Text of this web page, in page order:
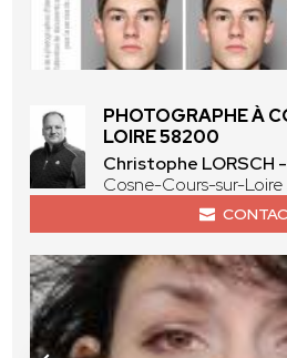
PHOTOGRAPHE À
LOIRE 58200
Christophe LORSCH
Cosne-Cours-sur-